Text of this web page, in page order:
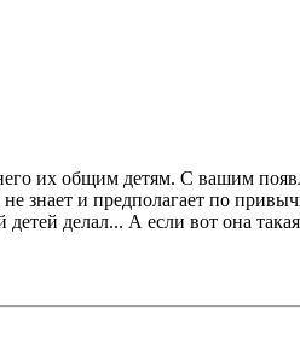
их общим детям. С вашим
знает и предполагает по
делал... А если вот она такая